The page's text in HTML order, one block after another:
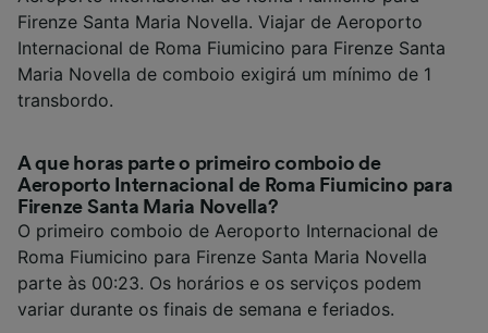
Firenze Santa Maria Novella. Viajar de Aeroporto
Internacional de Roma Fiumicino para Firenze Santa
Maria Novella de comboio exigirá um mínimo de 1
transbordo.
A que horas parte o primeiro comboio de
Aeroporto Internacional de Roma Fiumicino para
Firenze Santa Maria Novella?
O primeiro comboio de Aeroporto Internacional de
Roma Fiumicino para Firenze Santa Maria Novella
parte às 00:23. Os horários e os serviços podem
variar durante os finais de semana e feriados.